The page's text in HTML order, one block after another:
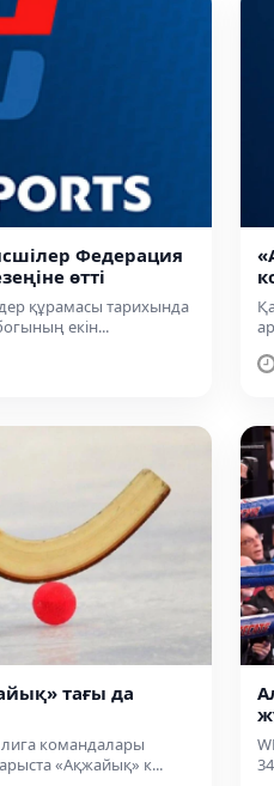
Федерация
өтті
құрамасы тарихында
екін...
тағы да
командалары
«Ақжайық» к...